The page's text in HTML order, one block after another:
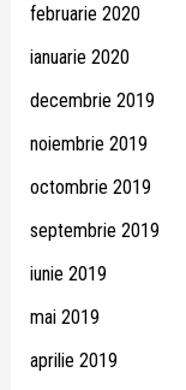
februarie 2020
ianuarie 2020
decembrie 2019
noiembrie 2019
octombrie 2019
septembrie 2019
iunie 2019
mai 2019
aprilie 2019